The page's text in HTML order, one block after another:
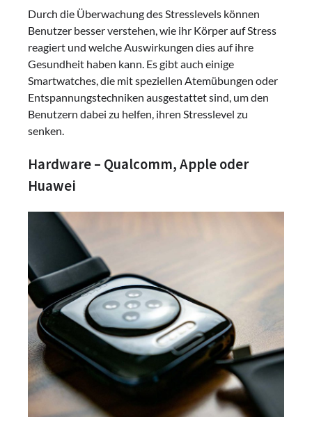
Durch die Überwachung des Stresslevels können
Benutzer besser verstehen, wie ihr Körper auf Stress
reagiert und welche Auswirkungen dies auf ihre
Gesundheit haben kann. Es gibt auch einige
Smartwatches, die mit speziellen Atemübungen oder
Entspannungstechniken ausgestattet sind, um den
Benutzern dabei zu helfen, ihren Stresslevel zu
senken.
Hardware – Qualcomm, Apple oder
Huawei